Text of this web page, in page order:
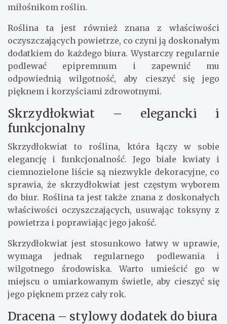
miłośnikom roślin.
Roślina ta jest również znana z właściwości
oczyszczających powietrze, co czyni ją doskonałym
dodatkiem do każdego biura. Wystarczy regularnie
podlewać epipremnum i zapewnić mu
odpowiednią wilgotność, aby cieszyć się jego
pięknem i korzyściami zdrowotnymi.
Skrzydłokwiat – elegancki i
funkcjonalny
Skrzydłokwiat to roślina, która łączy w sobie
elegancję i funkcjonalność. Jego białe kwiaty i
ciemnozielone liście są niezwykle dekoracyjne, co
sprawia, że skrzydłokwiat jest częstym wyborem
do biur. Roślina ta jest także znana z doskonałych
właściwości oczyszczających, usuwając toksyny z
powietrza i poprawiając jego jakość.
Skrzydłokwiat jest stosunkowo łatwy w uprawie,
wymaga jednak regularnego podlewania i
wilgotnego środowiska. Warto umieścić go w
miejscu o umiarkowanym świetle, aby cieszyć się
jego pięknem przez cały rok.
Dracena – stylowy dodatek do biura